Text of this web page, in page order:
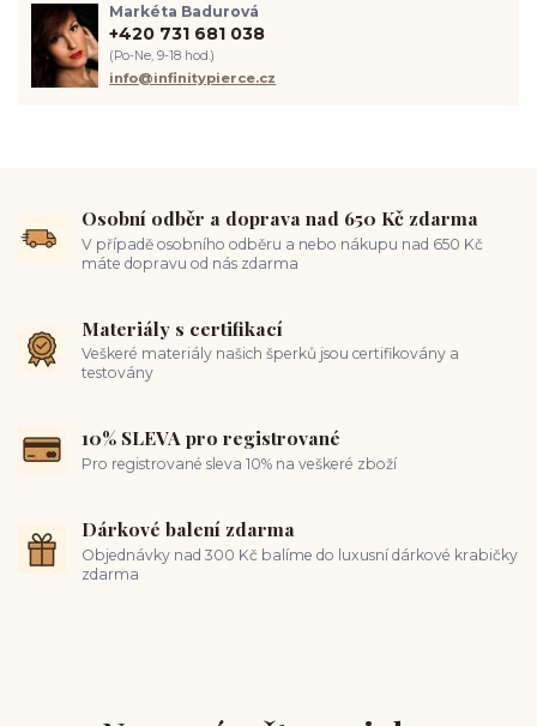
piercing ucha
chirurgická ocel 316L
spravná velikost piercingu
jak pečovat o piercing
medusa piercing
Markéta Badurová
+420 731 681 038
(Po-Ne, 9-18 hod.)
info@infinitypierce.cz
Osobní odběr a doprava nad 650 Kč zdarma
V případě osobního odběru a nebo nákupu nad 650 Kč
máte dopravu od nás zdarma
Materiály s certifikací
Veškeré materiály našich šperků jsou certifikovány a
testovány
10% SLEVA pro registrované
Pro registrované sleva 10% na veškeré zboží
Dárkové balení zdarma
Objednávky nad 300 Kč balíme do luxusní dárkové krabičky
zdarma